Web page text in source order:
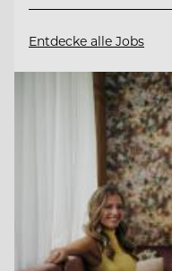
Entdecke alle Jobs